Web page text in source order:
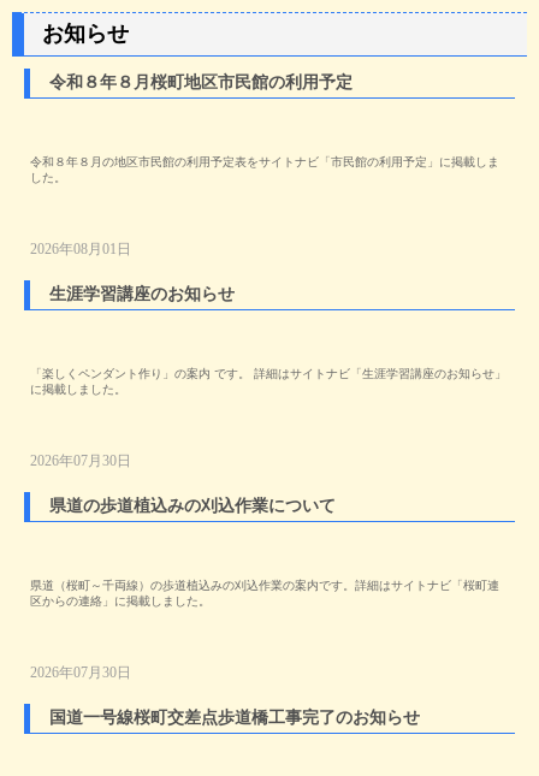
お知らせ
令和８年８月桜町地区市民館の利用予定
令和８年８月の地区市民館の利用予定表をサイトナビ「市民館の利用予定」に掲載しま
した。
2026年08月01日
生涯学習講座のお知らせ
「楽しくペンダント作り」の案内 です。 詳細はサイトナビ「生涯学習講座のお知らせ」
に掲載しました。
2026年07月30日
県道の歩道植込みの刈込作業について
県道（桜町～千両線）の歩道植込みの刈込作業の案内です。詳細はサイトナビ「桜町連
区からの連絡」に掲載しました。
2026年07月30日
国道一号線桜町交差点歩道橋工事完了のお知らせ